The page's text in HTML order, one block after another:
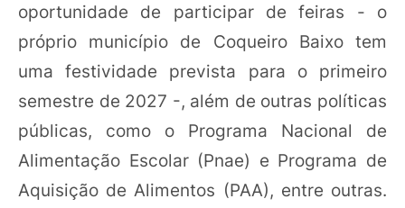
oportunidade de participar de feiras - o
próprio município de Coqueiro Baixo tem
uma festividade prevista para o primeiro
semestre de 2027 -, além de outras políticas
públicas, como o Programa Nacional de
Alimentação Escolar (Pnae) e Programa de
Aquisição de Alimentos (PAA), entre outras.